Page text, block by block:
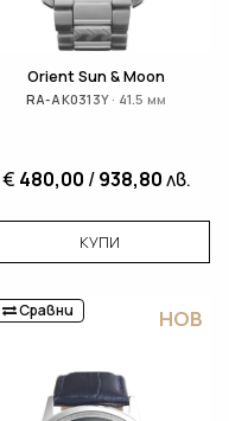
Orient Sun & Moon
RA-AK0313Y · 41.5 мм
€ 480,00 /938,80лв.
КУПИ
Сравни НОВ